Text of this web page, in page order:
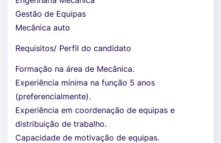
Gestão de Equipas
Mecânica auto
Requisitos/ Perfil do candidato
Formação na área de Mecânica.
Experiência mínima na função 5 anos
(preferencialmente).
Experiência em coordenação de equipas e
distribuição de trabalho.
Capacidade de motivação de equipas.